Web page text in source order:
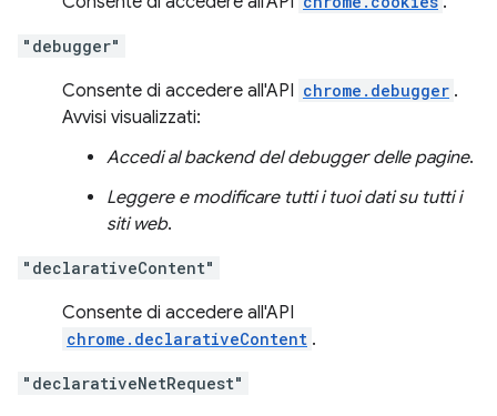
"debugger"
Consente di accedere all'API chrome.debugger .
Avvisi visualizzati:
Accedi al backend del debugger delle pagine.
Leggere e modificare tutti i tuoi dati su tutti i
siti web.
"declarativeContent"
Consente di accedere all'API
chrome.declarativeContent .
"declarativeNetRequest"